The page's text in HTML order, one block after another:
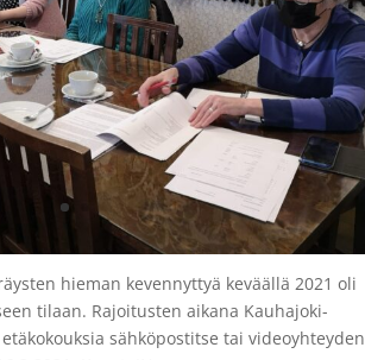
hieman kevennyttyä keväällä 2021 oli
tilaan. Rajoitusten aikana Kauhajoki-
sähköpostitse tai videoyhteyden